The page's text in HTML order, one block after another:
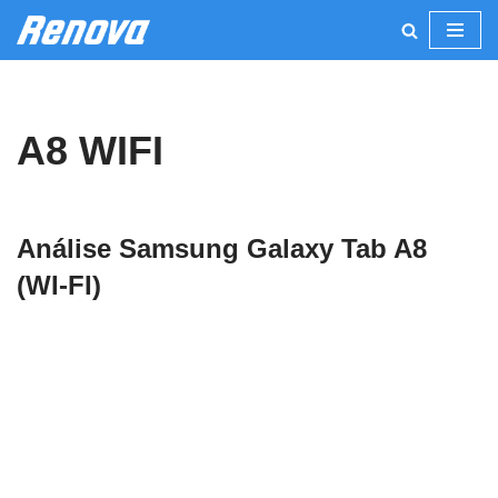
Pular
conteúdo
A8 WIFI
Análise Samsung Galaxy Tab A8
(WI-FI)